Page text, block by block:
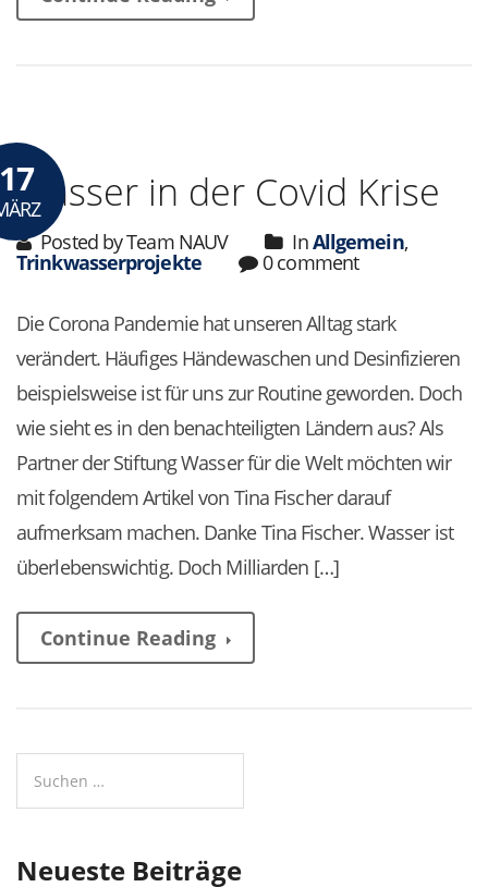
Wasser in der Covid Krise
Posted by Team NAUV InAllgemein,
Trinkwasserprojekte 0 comment
Die Corona Pandemie hat unseren Alltag stark
verändert. Häufiges Händewaschen und Desinfizieren
beispielsweise ist für uns zur Routine geworden. Doch
wie sieht es in den benachteiligten Ländern aus? Als
Partner der Stiftung Wasser für die Welt möchten wir
mit folgendem Artikel von Tina Fischer darauf
aufmerksam machen. Danke Tina Fischer. Wasser ist
überlebenswichtig. Doch Milliarden […]
Continue Reading
Neueste Beiträge